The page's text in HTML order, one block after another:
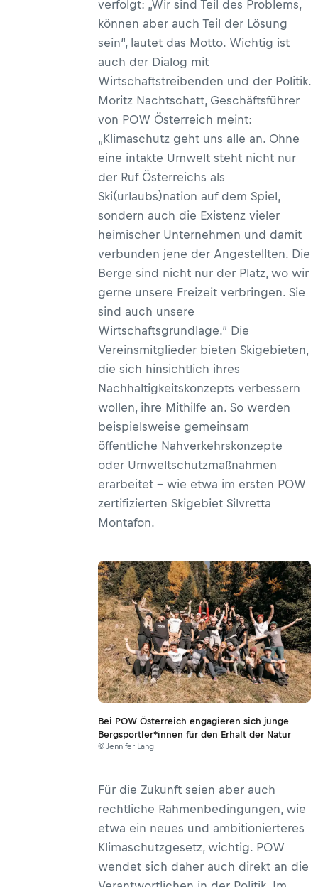
verfolgt: „Wir sind Teil des Problems,
können aber auch Teil der Lösung
sein“, lautet das Motto. Wichtig ist
auch der Dialog mit
Wirtschaftstreibenden und der Politik.
Moritz Nachtschatt, Geschäftsführer
von POW Österreich meint:
„Klimaschutz geht uns alle an. Ohne
eine intakte Umwelt steht nicht nur
der Ruf Österreichs als
Ski(urlaubs)nation auf dem Spiel,
sondern auch die Existenz vieler
heimischer Unternehmen und damit
verbunden jene der Angestellten. Die
Berge sind nicht nur der Platz, wo wir
gerne unsere Freizeit verbringen. Sie
sind auch unsere
Wirtschaftsgrundlage.“ Die
Vereinsmitglieder bieten Skigebieten,
die sich hinsichtlich ihres
Nachhaltigkeitskonzepts verbessern
wollen, ihre Mithilfe an. So werden
beispielsweise gemeinsam
öffentliche Nahverkehrskonzepte
oder Umweltschutzmaßnahmen
erarbeitet – wie etwa im ersten POW
zertifizierten Skigebiet Silvretta
Montafon.
Bei POW Österreich engagieren sich junge
Bergsportler*innen für den Erhalt der Natur
© Jennifer Lang
Für die Zukunft seien aber auch
rechtliche Rahmenbedingungen, wie
etwa ein neues und ambitionierteres
Klimaschutzgesetz, wichtig. POW
wendet sich daher auch direkt an die